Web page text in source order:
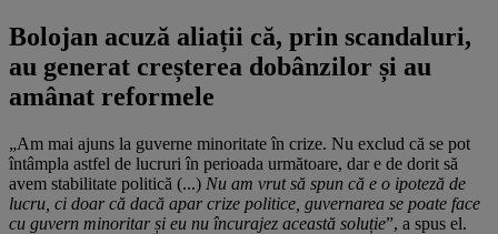
Bolojan acuză aliații că, prin scandaluri,
au generat creșterea dobânzilor și au
amânat reformele
„Am mai ajuns la guverne minoritate în crize. Nu exclud că se pot
întâmpla astfel de lucruri în perioada următoare, dar e de dorit să
avem stabilitate politică (...) Nu am vrut să spun că e o ipoteză de
lucru, ci doar că dacă apar crize politice, guvernarea se poate face
cu guvern minoritar și eu nu încurajez această soluție”, a spus el.